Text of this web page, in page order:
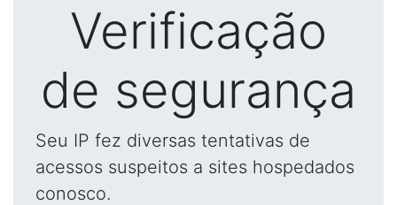
Verificação
de segurança
Seu IP fez diversas tentativas de
acessos suspeitos a sites hospedados
conosco.